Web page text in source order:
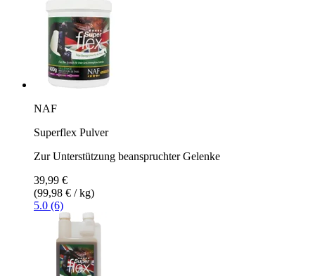
NAF
Superflex Pulver
Zur Unterstützung beanspruchter Gelenke
39,99 €
(99,98 € / kg)
5.0 (6)